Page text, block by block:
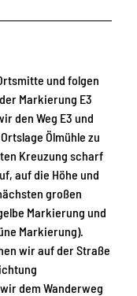
und folgen
Markierung E3
den Weg E3 und
Ölmühle zu
Kreuzung scharf
auf die Höhe und
großen
Markierung und
Markierung).
wir auf der Straße
dem Wanderweg